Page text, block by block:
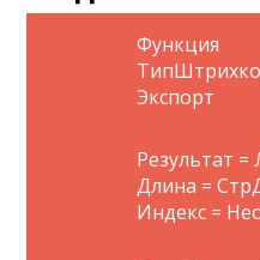
Функция
Экспорт
Результат =
Длина =
Индекс =